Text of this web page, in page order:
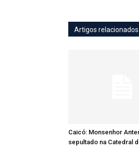
Artigos relacionados
Caicó: Monsenhor
sepultado na Catedral